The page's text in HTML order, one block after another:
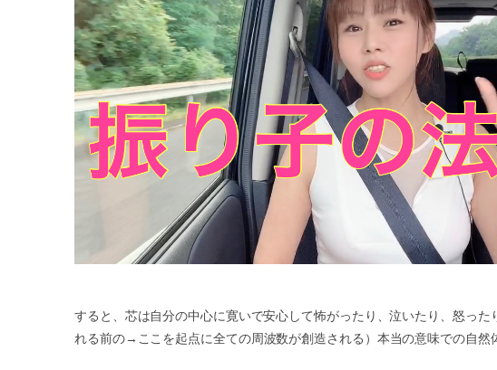
すると、芯は自分の中心に寛いで安心して怖がったり、泣いたり、怒っ
れる前の→ ここを起点に全ての周波数が創造される）本当の意味での自然